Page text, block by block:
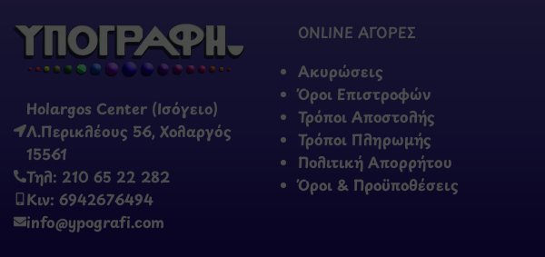
Holargos Center (Ισόγειο)
Λ.Περικλέους 56, Χολαργός
15561
Τηλ: 210 65 22 282
Κιν: 6942676494
info@ypografi.com
ONLINE ΑΓΟΡΕΣ
Ακυρώσεις
Όροι Επιστροφών
Τρόποι Αποστολής
Τρόποι Πληρωμής
Πολιτική Απορρήτου
Όροι & Προϋποθέσεις